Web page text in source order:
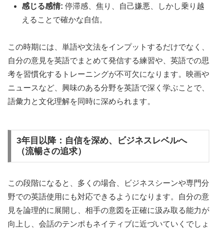
感じる感情: 停滞感、焦り、自己嫌悪、しかし乗り越
えることで確かな自信。
この時期には、単語や文法をインプットするだけでなく、
自分の意見を英語でまとめて発信する練習や、英語での思
考を習慣化するトレーニングが不可欠になります。映画や
ニュースなど、興味のある分野を英語で深く学ぶことで、
語彙力と文化理解を同時に深められます。
3年目以降：自信を深め、ビジネスレベルへ
（流暢さの追求）
この段階になると、多くの場合、ビジネスシーンや専門分
野での英語使用にも対応できるようになります。自分の意
見を論理的に展開し、相手の意図を正確に汲み取る能力が
向上し、会話のテンポもネイティブに近づいていくでしょ